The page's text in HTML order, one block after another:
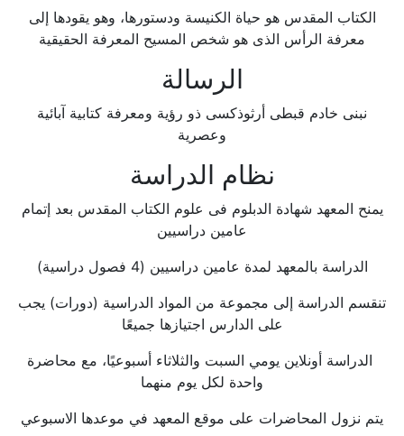
الكتاب المقدس هو حياة الكنيسة ودستورها، وهو يقودها إلى
معرفة الرأس الذى هو شخص المسيح المعرفة الحقيقية
الرسالة
نبنى خادم قبطى أرثوذكسى ذو رؤية ومعرفة كتابية آبائية
وعصرية
نظام الدراسة
يمنح المعهد شهادة الدبلوم فى علوم الكتاب المقدس بعد إتمام
عامين دراسيين
الدراسة بالمعهد لمدة عامين دراسيين (4 فصول دراسية)
تنقسم الدراسة إلى مجموعة من المواد الدراسية (دورات) يجب
على الدارس اجتيازها جميعًا
الدراسة أونلاين يومي السبت والثلاثاء أسبوعيًا، مع محاضرة
واحدة لكل يوم منهما
يتم نزول المحاضرات على موقع المعهد في موعدها الاسبوعي